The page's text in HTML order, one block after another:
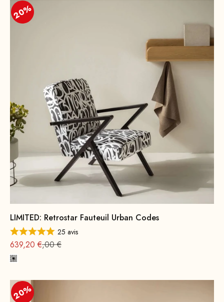
20%
LIMITED: Retrostar Fauteuil Urban Codes
25 avis
Prix
639,20 €Prix normal : 799
,00 €
Monochrome
20%